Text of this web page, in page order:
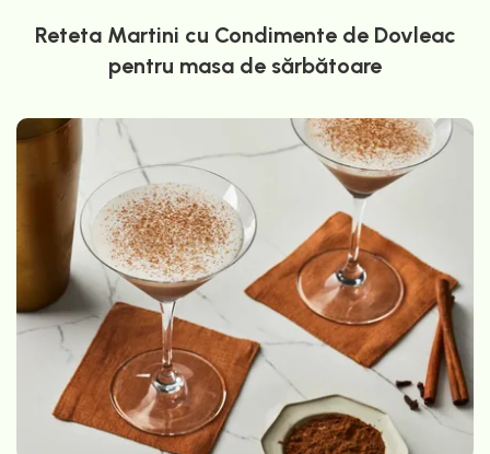
Reteta Martini cu Condimente de Dovleac
pentru masa de sărbătoare